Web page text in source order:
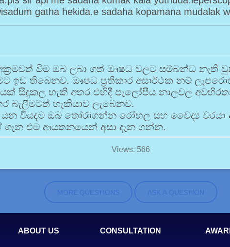
gatha hekida.e sadaha kopamana mudalak
වීම ඔබ ලබා ගත් ඖෂධ වලට සම්බන්ධ නැති
ඉඩ තිබෙනව. ඖෂධ ප්‍රතිකාර අසාර්ථක නම්
සිදුකල හැකි අතර එහිදී පැලෝපීය නාලවල
බැලීමටත් හැකියාව ලැබෙනව.
යන වියදම ඔබ තෝරාගන්න රෝහල සහ වෛද්‍ය
ගැන එම ආයතනයෙන් අසා දැන ගන්න.
Views: 566
MORE QUESTIONS ASK A QUESTION
ABOUT US CONSULTATION